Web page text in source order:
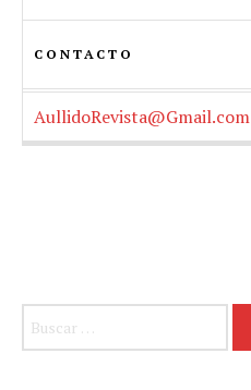
CONTACTO
AullidoRevista@Gmail.com